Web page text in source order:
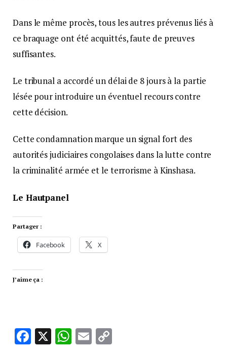
Dans le même procès, tous les autres prévenus liés à
ce braquage ont été acquittés, faute de preuves
suffisantes.
Le tribunal a accordé un délai de 8 jours à la partie
lésée pour introduire un éventuel recours contre
cette décision.
Cette condamnation marque un signal fort des
autorités judiciaires congolaises dans la lutte contre
la criminalité armée et le terrorisme à Kinshasa.
Le Hautpanel
Partager :
Facebook X
J’aime ça :
Facebook
X WhatsApp
Email